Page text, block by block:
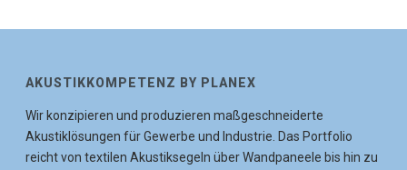
AKUSTIKKOMPETENZ BY PLANEX
Wir konzipieren und produzieren maßgeschneiderte
Akustiklösungen für Gewerbe und Industrie. Das Portfolio
reicht von textilen Akustiksegeln über Wandpaneele bis hin zu